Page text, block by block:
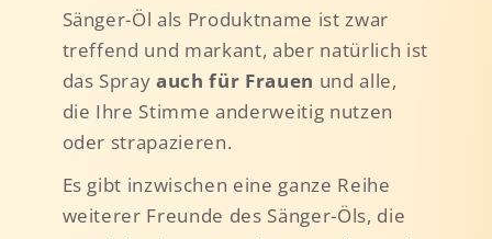
Sänger-Öl als Produktname ist zwar
treffend und markant, aber natürlich ist
das Sprayauch für Frauen und alle,
die Ihre Stimme anderweitig nutzen
oder strapazieren.
Es gibt inzwischen eine ganze Reihe
weiterer Freunde des Sänger-Öls, die